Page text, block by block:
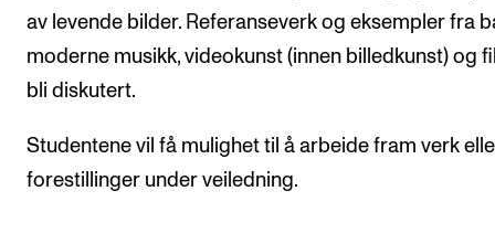
av levende bilder. Referanseverk og eksempler fra
moderne musikk, videokunst (innen billedkunst) og
bli diskutert.
Studentene vil få mulighet til å arbeide fram verk
forestillinger under veiledning.